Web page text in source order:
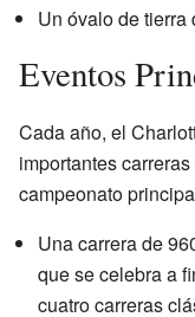
Un óvalo de tierra
Eventos
Cada año, el
importantes
campeonato
Una carrera de
que se celebra a
cuatro carreras